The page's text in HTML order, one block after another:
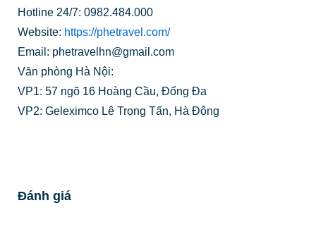
Hotline 24/7: 0982.484.000
Website: https://phetravel.com/
Email: phetravelhn@gmail.com
Văn phòng Hà Nội:
VP1: 57 ngõ 16 Hoàng Cầu, Đống Đa
VP2: Geleximco Lê Trọng Tấn, Hà Đông
Đánh giá